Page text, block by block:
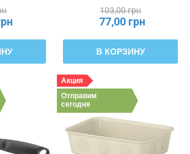
103,00 грн
77,00 грн
В КОРЗИНУ
Акция
Отправим
сегодня